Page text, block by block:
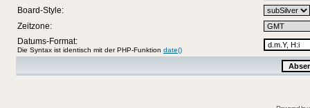
Board-Style:
Zeitzone:
Datums-Format:
Die Syntax ist identisch mit der PHP-Funktion date()